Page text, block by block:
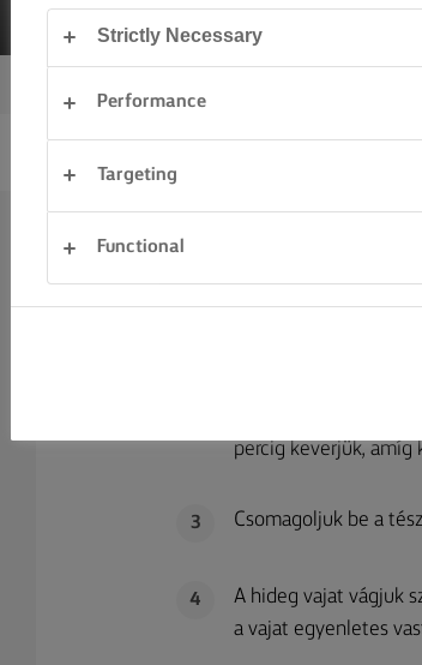
MÓDSZER
1 A lisztet minimum
Mixerben keverjük
keverékhez a tojást,
percig keverjük,
3 Csomagoljuk be a
4
A hideg vajat vágjuk
a vajat egyenletes
Strictly Necessary
Performance
Targeting
Functional